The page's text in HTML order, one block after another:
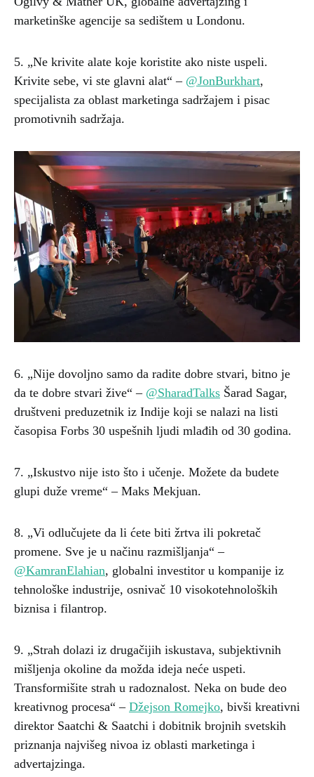
marketinške agencije sa sedištem u Londonu.
5. „Ne krivite alate koje koristite ako niste uspeli.
Krivite sebe, vi ste glavni alat“ – @JonBurkhart,
specijalista za oblast marketinga sadržajem i pisac
promotivnih sadržaja.
6. „Nije dovoljno samo da radite dobre stvari, bitno je
da te dobre stvari žive“ – @SharadTalks Šarad Sagar,
društveni preduzetnik iz Indije koji se nalazi na listi
časopisa Forbs 30 uspešnih ljudi mlađih od 30 godina.
7. „Iskustvo nije isto što i učenje. Možete da budete
glupi duže vreme“ – Maks Mekjuan.
8. „Vi odlučujete da li ćete biti žrtva ili pokretač
promene. Sve je u načinu razmišljanja“ –
@KamranElahian, globalni investitor u kompanije iz
tehnološke industrije, osnivač 10 visokotehnoloških
biznisa i filantrop.
9. „Strah dolazi iz drugačijih iskustava, subjektivnih
mišljenja okoline da možda ideja neće uspeti.
Transformišite strah u radoznalost. Neka on bude deo
kreativnog procesa“ – Džejson Romejko, bivši kreativni
direktor Saatchi & Saatchi i dobitnik brojnih svetskih
priznanja najvišeg nivoa iz oblasti marketinga i
advertajzinga.